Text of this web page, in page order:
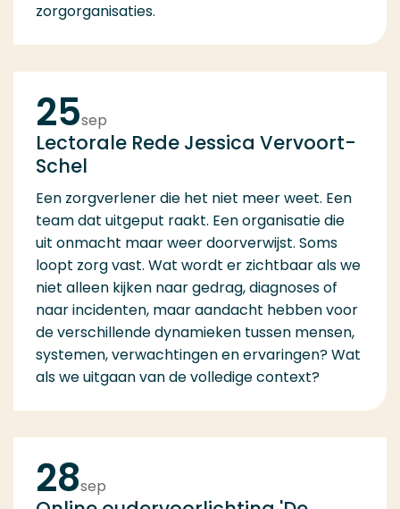
zorgorganisaties.
Lectorale Rede Jessica Vervoort-
Schel
Een zorgverlener die het niet meer weet. Een
team dat uitgeput raakt. Een organisatie die
uit onmacht maar weer doorverwijst. Soms
loopt zorg vast. Wat wordt er zichtbaar als we
niet alleen kijken naar gedrag, diagnoses of
naar incidenten, maar aandacht hebben voor
de verschillende dynamieken tussen mensen,
systemen, verwachtingen en ervaringen? Wat
als we uitgaan van de volledige context?
25sep
28sep